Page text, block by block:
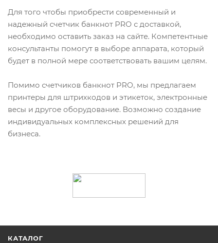
Для того чтобы приобрести современный и
надежный счетчик банкнот PRO с доставкой,
необходимо оставить заказ на сайте. Компетентные
консультанты помогут в выборе аппарата, который
будет в полной мере соответствовать вашим целям.
Помимо счетчиков банкнот PRO, мы предлагаем
принтеры для штрихкодов и этикеток, электронные
весы и другое оборудование. Возможно создание
индивидуальных комплексных решений для
бизнеса.
КАТАЛОГ